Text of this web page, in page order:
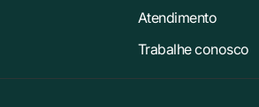
Atendimento
Trabalhe conosco